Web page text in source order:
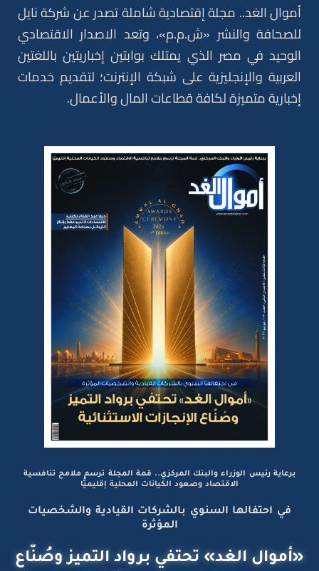
أموال الغد.. مجلة إقتصادية شاملة تصدر عن شركة نايل
للصحافة والنشر «ش.م.م»، وتعد الاصدار الاقتصادي
الوحيد في مصر الذي يمتلك بوابتين إخباريتين باللغتين
العربية والإنجليزية على شبكة الإنترنت؛ لتقديم خدمات
إخبارية متميزة لكافة قطاعات المال والأعمال.
برعاية رئيس الوزراء والبنك المركزي.. قمة المجلة ترسم ملامح تنافسية
الاقتصاد وصعود الكيانات المحلية إقليميًّا
في احتفالها السنوي بالشركات القيادية والشخصيات
المؤثرة
«أموال الغد» تحتفي برواد التميز وصُنّاع